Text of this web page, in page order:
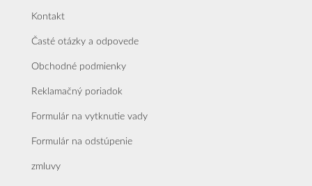
Kontakt
Časté otázky a odpovede
Obchodné podmienky
Reklamačný poriadok
Formulár na vytknutie vady
Formulár na odstúpenie
zmluvy